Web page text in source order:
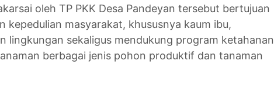
oleh TP PKK Desa Pandeyan tersebut bertujuan
kepedulian masyarakat, khususnya kaum ibu,
lingkungan sekaligus mendukung program ketahanan
berbagai jenis pohon produktif dan tanaman